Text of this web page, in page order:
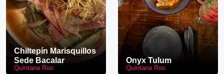
Chiltepín Marisquillos
Sede Bacalar
Quintana Roo
Onyx Tulum
Quintana Roo